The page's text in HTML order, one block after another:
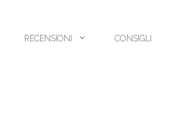
RECENSIONI CONSIGLI